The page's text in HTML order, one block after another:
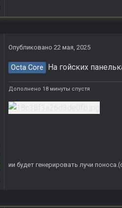
Опубликовано 22 мая, 2025
Octa Core На гойских
Дополнено 18 минуты спустя
ии будет генерировать лучи